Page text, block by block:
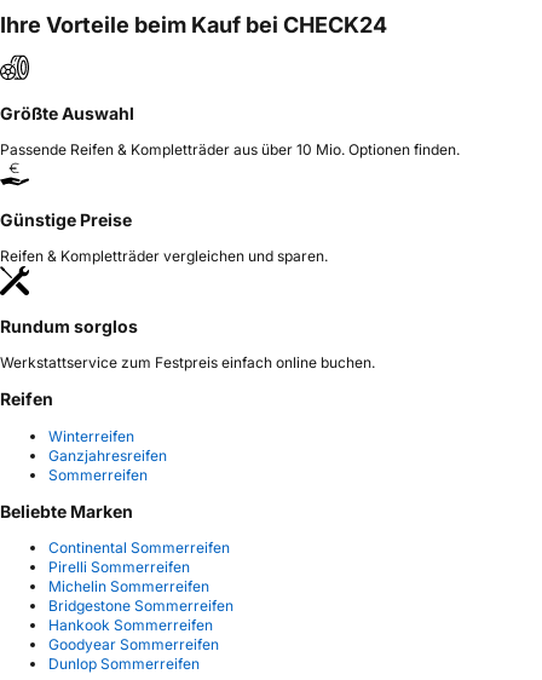
Ihre Vorteile beim Kauf bei CHECK24
Größte Auswahl
Passende Reifen & Kompletträder aus über 10 Mio. Optionen finden.
Günstige Preise
Reifen & Kompletträder vergleichen und sparen.
Rundum sorglos
Werkstattservice zum Festpreis einfach online buchen.
Reifen
Winterreifen
Ganzjahresreifen
Sommerreifen
Beliebte Marken
Continental Sommerreifen
Pirelli Sommerreifen
Michelin Sommerreifen
Bridgestone Sommerreifen
Hankook Sommerreifen
Goodyear Sommerreifen
Dunlop Sommerreifen